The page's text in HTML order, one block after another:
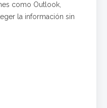
como Outlook,
la información sin